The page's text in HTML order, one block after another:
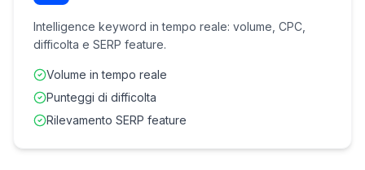
Intelligence keyword in tempo reale: volume, CPC,
difficolta e SERP feature.
Volume in tempo reale
Punteggi di difficolta
Rilevamento SERP feature